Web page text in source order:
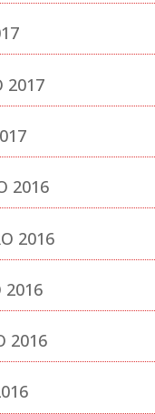
2017
2016
2016
2016
2016